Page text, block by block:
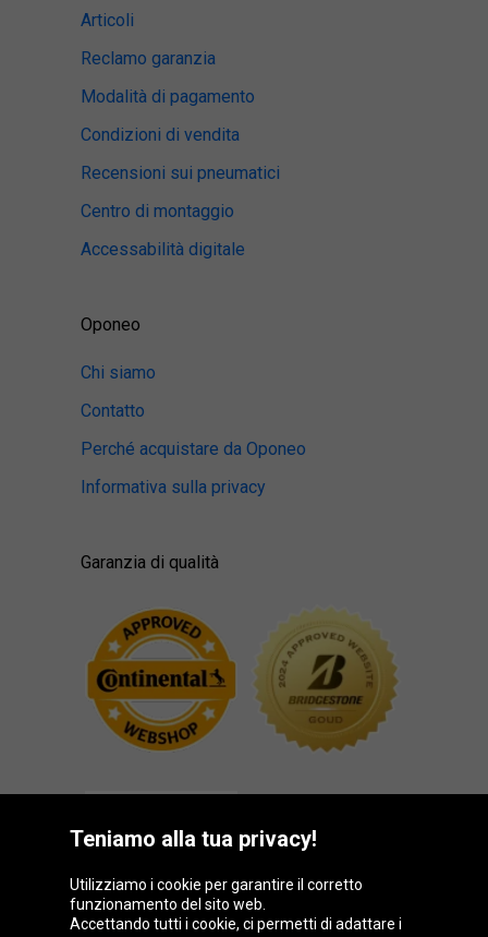
Articoli
Reclamo garanzia
Modalità di pagamento
Condizioni di vendita
Recensioni sui pneumatici
Centro di montaggio
Accessabilità digitale
Oponeo
Chi siamo
Contatto
Perché acquistare da Oponeo
Informativa sulla privacy
Garanzia di qualità
Gruppo Oponeo
Teniamo alla tua privacy!
Utilizziamo i cookie per garantire il corretto
funzionamento del sito web.
Accettando tutti i cookie, ci permetti di adattare i